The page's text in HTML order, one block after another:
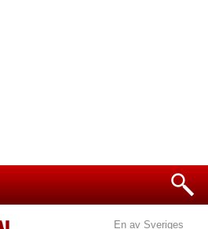
En av Sveriges